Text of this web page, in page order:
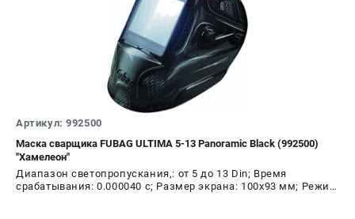
Артикул: 992500
Маска сварщика FUBAG ULTIMA 5-13 Panoramic Black (992500)
"Хамелеон"
Диапазон светопропускания,: от 5 до 13 Din; Время
срабатывания: 0.000040 с; Размер экрана: 100х93 мм; Режим